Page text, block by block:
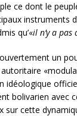
ce dont le
qu’«il n’y a
un
bolivarien avec
sur cette